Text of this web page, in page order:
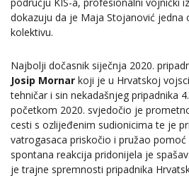
dokazuju da je Maja Stojanović jedna
kolektivu.
Najbolji dočasnik siječnja 2020.
Josip Mornar koji je u Hrvatskoj
tehničar i sin nekadašnjeg pripadnika
početkom 2020. svjedočio je
cesti s ozlijeđenim sudionicima te je
vatrogasaca priskočio i pružao
spontana reakcija pridonijela je
je trajne spremnosti pripadnika